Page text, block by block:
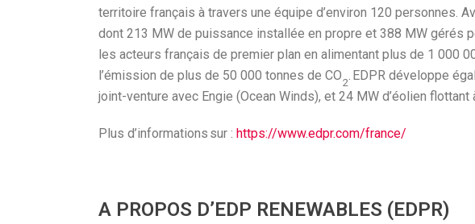
territoire français à travers une équipe d’environ 120 personnes.
dont 213 MW de puissance installée en propre et 388 MW gérés
les acteurs français de premier plan en alimentant plus de 1 000
l’émission de plus de 50 000 tonnes de CO2. EDPR développe
joint-venture avec Engie (Ocean Winds), et 24 MW d’éolien
Plus d’informations sur : https://www.edpr.com/france/
A PROPOS D’EDP RENEWABLES (EDPR)